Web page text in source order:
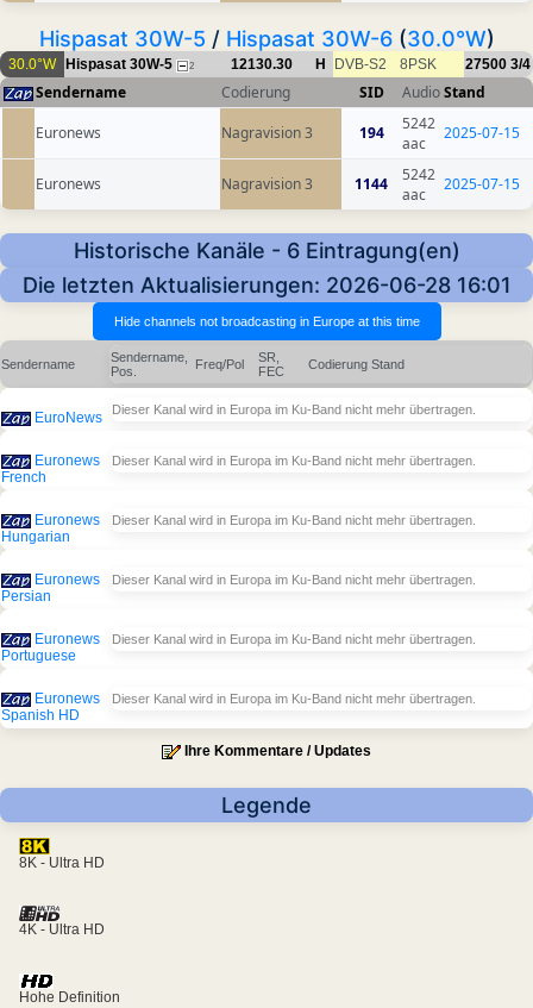
Hispasat 30W-5 / Hispasat 30W-6(30.0°W)
30.0°W Hispasat 30W-5 2 12130.30 H DVB-S2 8PSK 27500 3/4
Sendername Codierung SID AudioStand
Euronews
Nagravision 3 194
5242
aac
2025-07-15
Euronews Nagravision 3 1144
5242
aac
2025-07-15
Historische Kanäle - 6 Eintragung(en)
Die letzten Aktualisierungen: 2026-06-28 16:01
Sendername
Sendername,
Pos.
Freq/Pol
SR,
FEC
Codierung Stand
EuroNews Dieser Kanal wird in Europa im Ku-Band nicht mehr übertragen.
Euronews
French
Dieser Kanal wird in Europa im Ku-Band nicht mehr übertragen.
Euronews
Hungarian
Dieser Kanal wird in Europa im Ku-Band nicht mehr übertragen.
Euronews
Persian
Dieser Kanal wird in Europa im Ku-Band nicht mehr übertragen.
Euronews
Portuguese
Dieser Kanal wird in Europa im Ku-Band nicht mehr übertragen.
Euronews
Spanish HD
Dieser Kanal wird in Europa im Ku-Band nicht mehr übertragen.
Ihre Kommentare / Updates
Legende
8K - Ultra HD
4K - Ultra HD
Hohe Definition